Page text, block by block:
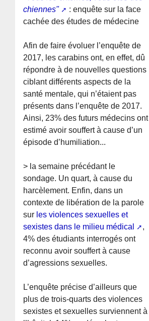
chiennes"
: enquête sur la face
cachée des études de médecine
Afin de faire évoluer l’enquête de
2017, les carabins ont, en effet, dû
répondre à de nouvelles questions
ciblant différents aspects de la
santé mentale, qui n’étaient pas
présents dans l’enquête de 2017.
Ainsi, 23% des futurs médecins ont
estimé avoir souffert à cause d’un
épisode d’humiliation...
> la semaine précédant le
sondage. Un quart, à cause du
harcèlement. Enfin, dans un
contexte de libération de la parole
sur les violences sexuelles et
sexistes dans le milieu médical
,
4% des étudiants interrogés ont
reconnu avoir souffert à cause
d’agressions sexuelles.
L’enquête précise d’ailleurs que
plus de trois-quarts des violences
sexistes et sexuelles surviennent à